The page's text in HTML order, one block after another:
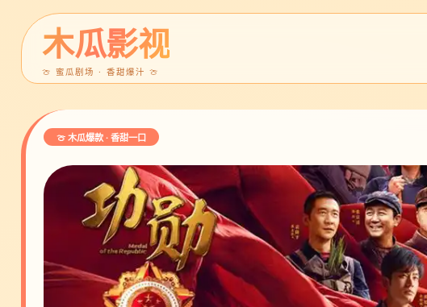
木瓜影视
🍈 蜜瓜剧场 · 香甜爆汁 🍈
🍈 木瓜爆款 · 香甜一口